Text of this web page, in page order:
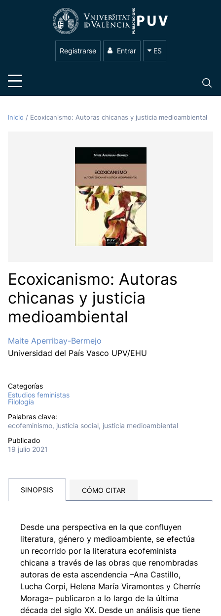
Registrarse Entrar ES
Inicio / Ecoxicanismo: Autoras chicanas y justicia medioambiental
Ecoxicanismo: Autoras
chicanas y justicia
medioambiental
Maite Aperribay-Bermejo
Universidad del País Vasco UPV/EHU
Categorías
Estudios feministas
Filología
Palabras clave:
ecofeminismo, justicia social, justicia medioambiental
Publicado
19 julio 2021
SINOPSIS CÓMO CITAR
Desde una perspectiva en la que confluyen
literatura, género y medioambiente, se efectúa
un recorrido por la literatura ecofeminista
chicana a través de las obras que renombradas
autoras de esta ascendencia –Ana Castillo,
Lucha Corpi, Helena María Viramontes y Cherríe
Moraga– publicaron a lo largo de la última
década del siglo XX. Desde un análisis que tiene